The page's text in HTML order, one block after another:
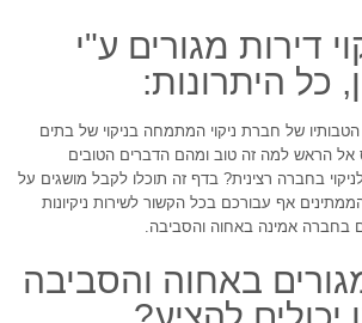
דירות מגורים ע"י
כל היתרונות:
של חברת ניקוי המתמחה בניקוי של בתים
אל הראש למה זה טוב ומהם הדברים הטובים
בחברה רצינית? בדף זה תוכלו לקבל מושגים על
אף עבורכם בכל הקשור לשירות ניקיונות
בחברה אמינה באחוה והסביבה.
מגורים באחוה והסביבה